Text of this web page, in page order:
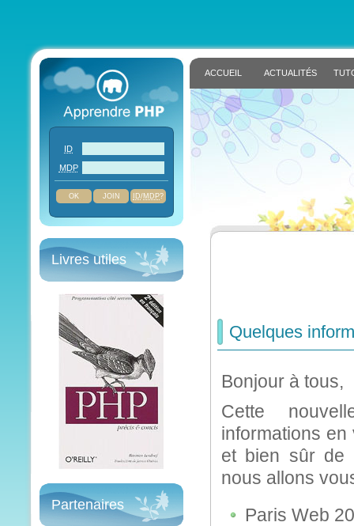
ACCUEIL ACTUALITÉS
Quelques
Bonjour à tous,
Cette
informations
et bien sûr de
nous allons
Paris Web
ID
MDP
JOIN ID/MDP?
Livres utiles
Partenaires